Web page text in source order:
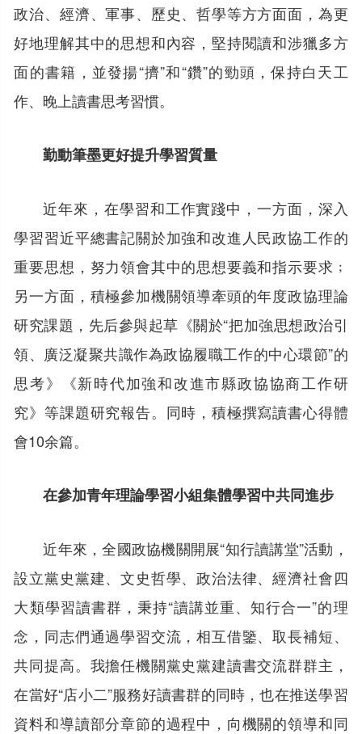
政治、經濟、軍事、歷史、哲學等方方面面，為更
好地理解其中的思想和內容，堅持閱讀和涉獵多方
面的書籍，並發揚“擠”和“鑽”的勁頭，保持白天工
作、晚上讀書思考習慣。
勤動筆墨更好提升學習質量
近年來，在學習和工作實踐中，一方面，深入
學習習近平總書記關於加強和改進人民政協工作的
重要思想，努力領會其中的思想要義和指示要求﹔
另一方面，積極參加機關領導牽頭的年度政協理論
研究課題，先后參與起草《關於“把加強思想政治引
領、廣泛凝聚共識作為政協履職工作的中心環節”的
思考》《新時代加強和改進市縣政協協商工作研
究》等課題研究報告。同時，積極撰寫讀書心得體
會10余篇。
在參加青年理論學習小組集體學習中共同進步
近年來，全國政協機關開展“知行讀講堂”活動，
設立黨史黨建、文史哲學、政治法律、經濟社會四
大類學習讀書群，秉持“讀講並重、知行合一”的理
念，同志們通過學習交流，相互借鑒、取長補短、
共同提高。我擔任機關黨史黨建讀書交流群群主，
在當好“店小二”服務好讀書群的同時，也在推送學習
資料和導讀部分章節的過程中，向機關的領導和同